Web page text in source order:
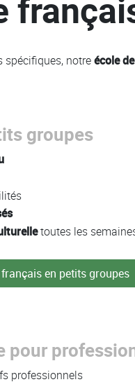
spécifiques, notreécole
groupes
toutes les
en petits groupes
pour
professionnels